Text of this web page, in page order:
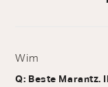
Wim
Q: Beste Marantz.